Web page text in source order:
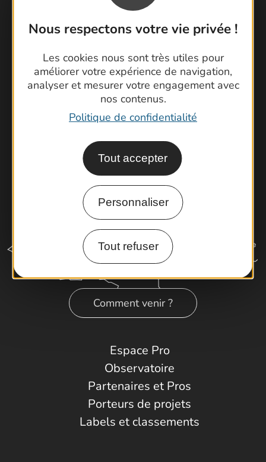
Nous respectons votre vie privée !
Les cookies nous sont très utiles pour
améliorer votre expérience de navigation,
analyser et mesurer votre engagement avec
nos contenus.
Politique de confidentialité
Tout accepter
Personnaliser
Tout refuser
Contactez-nous !
Foire aux questions
Brochures
Cartoguides et Topoguides
Latitude Gard
Comment venir ?
Espace Pro
Observatoire
Partenaires et Pros
Porteurs de projets
Labels et classements